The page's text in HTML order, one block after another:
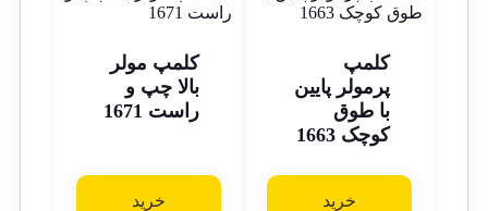
کلمپ
پرمولر پایین
با طوق
کوچک 1663
خرید
کلمپ مولر
بالا چپ و
راست 1671
خرید